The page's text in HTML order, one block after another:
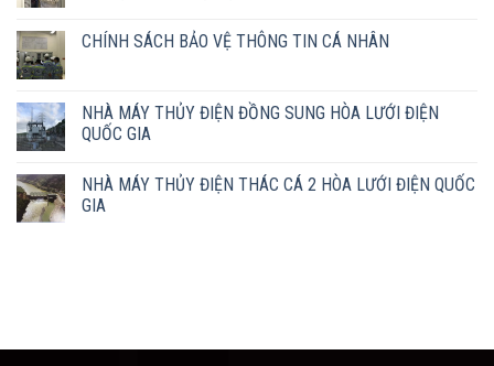
CHÍNH SÁCH BẢO VỆ THÔNG TIN CÁ NHÂN
NHÀ MÁY THỦY ĐIỆN ĐỒNG SUNG HÒA LƯỚI ĐIỆN
QUỐC GIA
NHÀ MÁY THỦY ĐIỆN THÁC CÁ 2 HÒA LƯỚI ĐIỆN QUỐC
GIA